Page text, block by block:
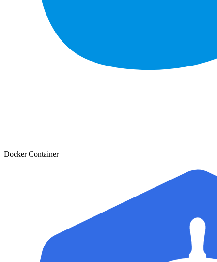
Docker Container